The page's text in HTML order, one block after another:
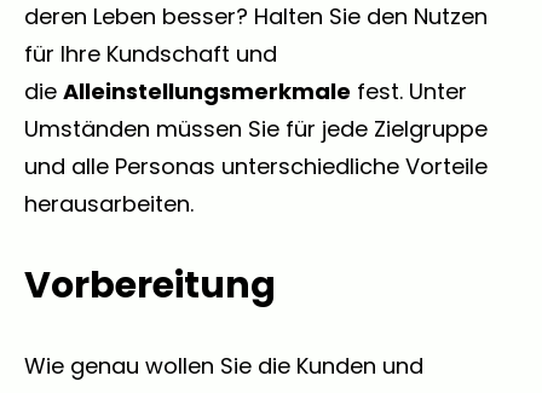
deren Leben besser? Halten Sie den Nutzen
für Ihre Kundschaft und
die Alleinstellungsmerkmale fest. Unter
Umständen müssen Sie für jede Zielgruppe
und alle Personas unterschiedliche Vorteile
herausarbeiten.
Vorbereitung
Wie genau wollen Sie die Kunden und